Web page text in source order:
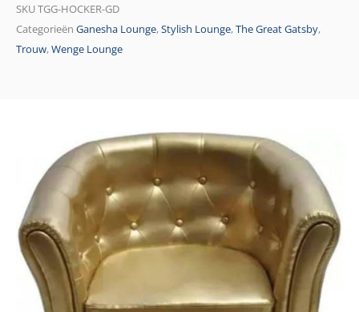
SKUTGG-HOCKER-GD
Categorieën Ganesha Lounge,Stylish Lounge,The Great Gatsby,
Trouw,Wenge Lounge